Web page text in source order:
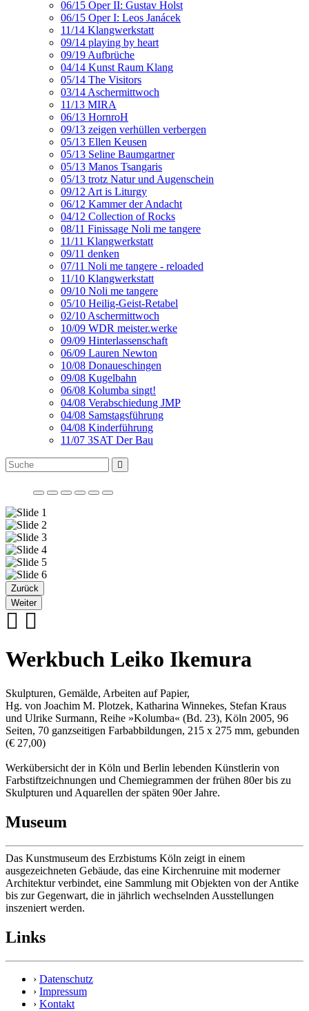
06/15 Oper II: Gustav Holst
06/15 Oper I: Leos Janácek
11/14 Klangwerkstatt
09/14 playing by heart
09/19 Aufbrüche
04/14 Kunst Raum Klang
05/14 The Visitors
03/14 Aschermittwoch
11/13 MIRA
06/13 HornroH
09/13 zeigen verhüllen verbergen
05/13 Ellen Keusen
05/13 Seline Baumgartner
05/13 Manos Tsangaris
05/13 trotz Natur und Augenschein
09/12 Art is Liturgy
06/12 Kammer der Andacht
04/12 Collection of Rocks
08/11 Finissage Noli me tangere
11/11 Klangwerkstatt
09/11 denken
07/11 Noli me tangere - reloaded
11/10 Klangwerkstatt
09/10 Noli me tangere
05/10 Heilig-Geist-Retabel
02/10 Aschermittwoch
10/09 WDR meister.werke
09/09 Hinterlassenschaft
06/09 Lauren Newton
10/08 Donaueschingen
09/08 Kugelbahn
06/08 Kolumba singt!
04/08 Verabschiedung JMP
04/08 Samstagsführung
04/08 Kinderführung
11/07 3SAT Der Bau
Zurück
Weiter
Werkbuch Leiko Ikemura
Skulpturen, Gemälde, Arbeiten auf Papier,
Hg. von Joachim M. Plotzek, Katharina Winnekes, Stefan Kraus
und Ulrike Surmann, Reihe »Kolumba« (Bd. 23), Köln 2005, 96
Seiten, 70 ganzseitigen Farbabbildungen, 215 x 275 mm, gebunden
(€ 27,00)
Werkübersicht der in Köln und Berlin lebenden Künstlerin von
Farbstiftzeichnungen und Chemiegrammen der frühen 80er bis zu
Skulpturen und Aquarellen der späten 90er Jahre.
Museum
Das Kunstmuseum des Erzbistums Köln zeigt in einem
ausgezeichneten Gebäude, das eine Kirchenruine mit moderner
Architektur verbindet, eine Sammlung mit Objekten von der Antike
bis zur Gegenwart, die in jährlich wechselnden Ausstellungen
inszeniert werden.
Links
› Datenschutz
› Impressum
› Kontakt